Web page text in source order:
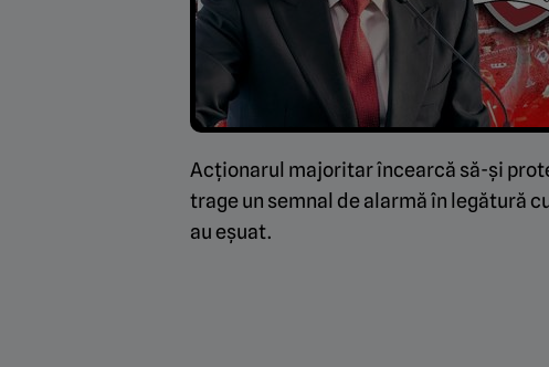
Acționarul majoritar încearcă să-și
trage un semnal de alarmă în legătură
au eșuat.